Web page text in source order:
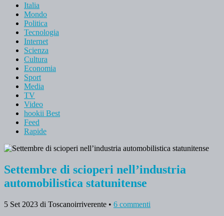
Italia
Mondo
Politica
Tecnologia
Internet
Scienza
Cultura
Economia
Sport
Media
TV
Video
hookii Best
Feed
Rapide
Settembre di scioperi nell’industria
automobilistica statunitense
5 Set 2023 di Toscanoirriverente • 6 commenti